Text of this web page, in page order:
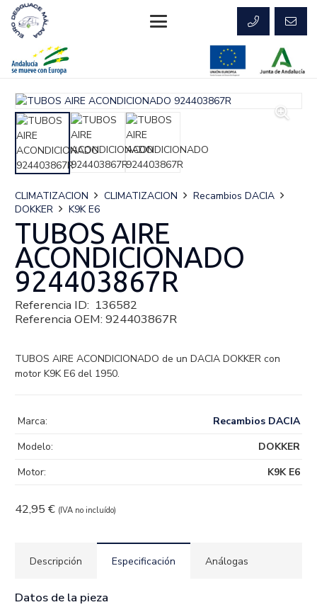
CLIMATIZACION CLIMATIZACION
Recambios DACIA
DOKKER
K9K E6
TUBOS AIRE
ACONDICIONADO
924403867R
Referencia ID: 136582
Referencia OEM: 924403867R
TUBOS AIRE ACONDICIONADO de un DACIA DOKKER con
motor K9K E6 del 1950.
42,95 € (IVA no incluído)
Marca:
Recambios DACIA
Modelo:
DOKKER
Motor:
K9K E6
Descripción Especificación Análogas
Datos de la pieza